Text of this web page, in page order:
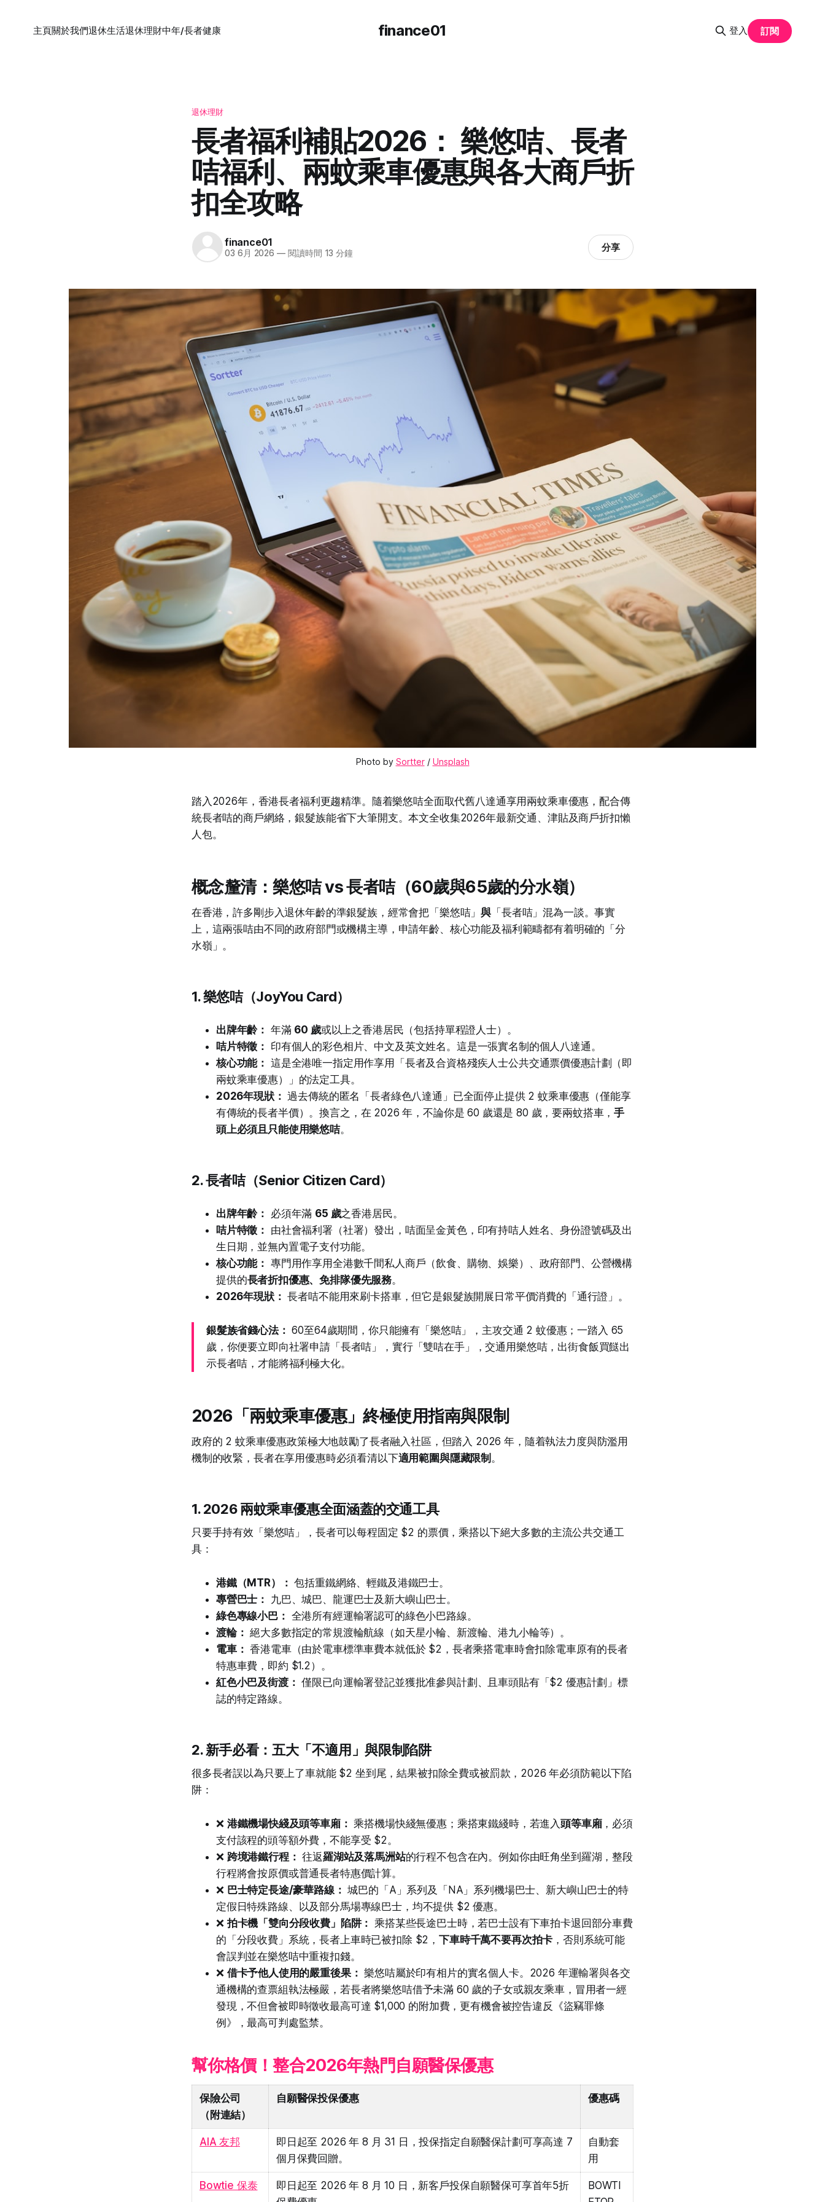
finance01
主頁關於我們退休生活退休理財中年/長者健康 登入 訂閱
退休理財
長者福利補貼2026： 樂悠咭、長者
咭福利、兩蚊乘車優惠與各大商戶折
扣全攻略
finance01
03 6月 2026 — 閱讀時間 13 分鐘 分享
Photo by Sortter / Unsplash
踏入2026年，香港長者福利更趨精準。隨着樂悠咭全面取代舊八達通享用兩蚊乘車優惠，配合傳
統長者咭的商戶網絡，銀髮族能省下大筆開支。本文全收集2026年最新交通、津貼及商戶折扣懶
人包。
概念釐清：樂悠咭 vs 長者咭（60歲與65歲的分水嶺）
在香港，許多剛步入退休年齡的準銀髮族，經常會把「樂悠咭」與 「長者咭」混為一談。事實
上，這兩張咭由不同的政府部門或機構主導，申請年齡、核心功能及福利範疇都有着明確的「分
水嶺」。
1. 樂悠咭（JoyYou Card）
出牌年齡： 年滿 60 歲或以上之香港居民（包括持單程證人士）。
咭片特徵： 印有個人的彩色相片、中文及英文姓名。這是一張實名制的個人八達通。
核心功能： 這是全港唯一指定用作享用「長者及合資格殘疾人士公共交通票價優惠計劃（即
兩蚊乘車優惠）」的法定工具。
2026年現狀： 過去傳統的匿名「長者綠色八達通」已全面停止提供 2 蚊乘車優惠（僅能享
有傳統的長者半價）。換言之，在 2026 年，不論你是 60 歲還是 80 歲，要兩蚊搭車，手
頭上必須且只能使用樂悠咭。
2. 長者咭（Senior Citizen Card）
出牌年齡： 必須年滿 65 歲之香港居民。
咭片特徵： 由社會福利署（社署）發出，咭面呈金黃色，印有持咭人姓名、身份證號碼及出
生日期，並無內置電子支付功能。
核心功能： 專門用作享用全港數千間私人商戶（飲食、購物、娛樂）、政府部門、公營機構
提供的長者折扣優惠、免排隊優先服務。
2026年現狀： 長者咭不能用來刷卡搭車，但它是銀髮族開展日常平價消費的「通行證」。
銀髮族省錢心法： 60至64歲期間，你只能擁有「樂悠咭」，主攻交通 2 蚊優惠；一踏入 65
歲，你便要立即向社署申請「長者咭」，實行「雙咭在手」，交通用樂悠咭，出街食飯買餸出
示長者咭，才能將福利極大化。
2026「兩蚊乘車優惠」終極使用指南與限制
政府的 2 蚊乘車優惠政策極大地鼓勵了長者融入社區，但踏入 2026 年，隨着執法力度與防濫用
機制的收緊，長者在享用優惠時必須看清以下適用範圍與隱藏限制 。
1. 2026 兩蚊乘車優惠全面涵蓋的交通工具
只要手持有效「樂悠咭」，長者可以每程固定 $2 的票價，乘搭以下絕大多數的主流公共交通工
具：
港鐵（MTR）： 包括重鐵網絡、輕鐵及港鐵巴士。
專營巴士： 九巴、城巴、龍運巴士及新大嶼山巴士。
綠色專線小巴： 全港所有經運輸署認可的綠色小巴路線。
渡輪： 絕大多數指定的常規渡輪航線（如天星小輪、新渡輪、港九小輪等）。
電車： 香港電車（由於電車標準車費本就低於 $2，長者乘搭電車時會扣除電車原有的長者
特惠車費，即約 $1.2）。
紅色小巴及街渡： 僅限已向運輸署登記並獲批准參與計劃、且車頭貼有「$2 優惠計劃」標
誌的特定路線。
2. 新手必看：五大「不適用」與限制陷阱
很多長者誤以為只要上了車就能 $2 坐到尾，結果被扣除全費或被罰款，2026 年必須防範以下陷
阱：
❌ 港鐵機場快綫及頭等車廂： 乘搭機場快綫無優惠；乘搭東鐵綫時，若進入頭等車廂，必須
支付該程的頭等額外費，不能享受 $2。
❌ 跨境港鐵行程： 往返羅湖站及落馬洲站的行程不包含在內。例如你由旺角坐到羅湖，整段
行程將會按原價或普通長者特惠價計算。
❌ 巴士特定長途/豪華路線： 城巴的「A」系列及「NA」系列機場巴士、新大嶼山巴士的特
定假日特殊路線、以及部分馬場專線巴士，均不提供 $2 優惠。
❌ 拍卡機「雙向分段收費」陷阱： 乘搭某些長途巴士時，若巴士設有下車拍卡退回部分車費
的「分段收費」系統，長者上車時已被扣除 $2，下車時千萬不要再次拍卡 ，否則系統可能
會誤判並在樂悠咭中重複扣錢。
❌ 借卡予他人使用的嚴重後果： 樂悠咭屬於印有相片的實名個人卡。2026 年運輸署與各交
通機構的查票組執法極嚴，若長者將樂悠咭借予未滿 60 歲的子女或親友乘車，冒用者一經
發現，不但會被即時徵收最高可達 $1,000 的附加費，更有機會被控告違反《盜竊罪條
例》，最高可判處監禁。
幫你格價！整合2026年熱門自願醫保優惠
保險公司
（附連結）
自願醫保投保優惠 優惠碼
AIA 友邦
即日起至 2026 年 8 月 31 日，投保指定自願醫保計劃可享高達 7
個月保費回贈。
自動套
用
Bowtie 保泰
即日起至 2026 年 8 月 10 日，新客戶投保自願醫保可享首年5折
BOWTI